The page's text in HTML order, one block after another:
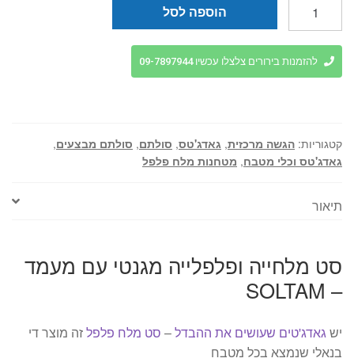
סט
מלחייה
ופלפלייה
מעמד
-
הוספה לסל
להזמנות בירורים צלצלו עכשיו 09-7897944
קטגוריות: הגשה מרכזית, גאדג'טס, סולתם, סולתם מבצעים,
גאדג'טס וכלי מטבח, מטחנות מלח פלפל
תיאור
סט מלחייה ופלפלייה מגנטי עם מעמד
– SOLTAM
ישגאדג'טים שעושים את ההבדל– סט מלח פלפלזה מוצר די
בנאלי שנמצא בכל מטבח